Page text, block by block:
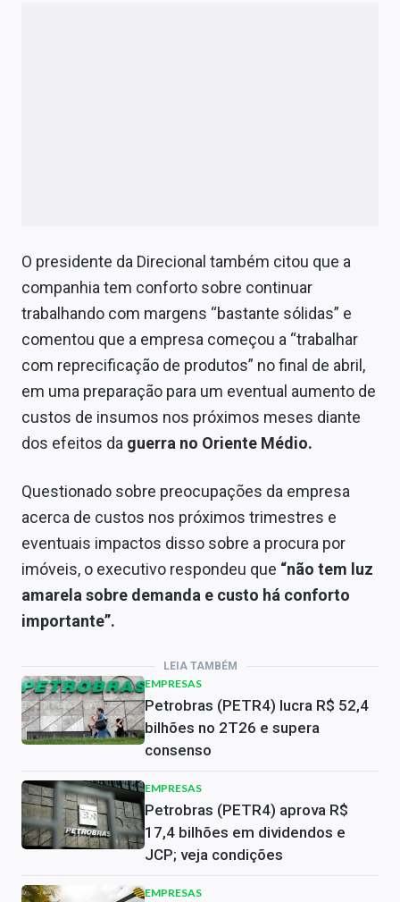
O presidente da Direcional também citou que a
companhia tem conforto sobre continuar
trabalhando com margens “bastante sólidas” e
comentou que a empresa começou a “trabalhar
com reprecificação de produtos” no final de abril,
em uma preparação para um eventual aumento de
custos de insumos nos próximos meses diante
dos efeitos da guerra no Oriente Médio.
Questionado sobre preocupações da empresa
acerca de custos nos próximos trimestres e
eventuais impactos disso sobre a procura por
imóveis, o executivo respondeu que “não tem luz
amarela sobre demanda e custo há conforto
importante”.
LEIA TAMBÉM
EMPRESAS
Petrobras (PETR4) lucra R$ 52,4
bilhões no 2T26 e supera
consenso
EMPRESAS
Petrobras (PETR4) aprova R$
17,4 bilhões em dividendos e
JCP; veja condições
EMPRESAS